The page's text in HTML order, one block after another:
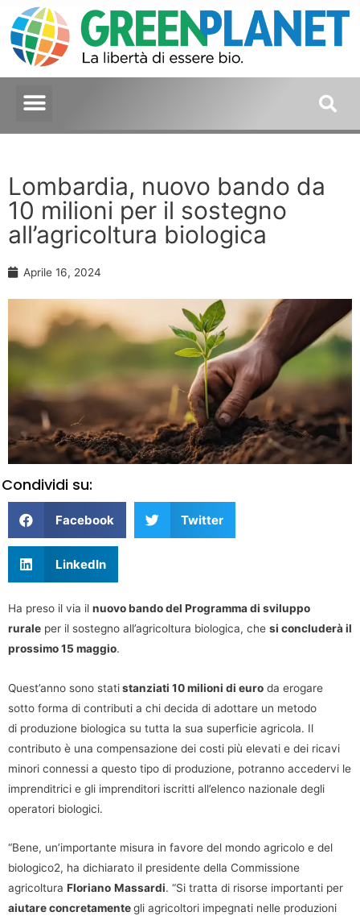
Lombardia, nuovo bando da
10 milioni per il sostegno
all’agricoltura biologica
Aprile 16, 2024
Condividi su:
Facebook Twitter
LinkedIn
Ha preso il via il nuovo bando del Programma di sviluppo
rurale per il sostegno all’agricoltura biologica, che si concluderà il
prossimo 15 maggio.
Quest’anno sono statistanziati 10 milioni di euro da erogare
sotto forma di contributi a chi decida di adottare un metodo
di produzione biologica su tutta la sua superficie agricola. Il
contributo è una compensazione dei costi più elevati e dei ricavi
minori connessi a questo tipo di produzione, potranno accedervi le
imprenditrici e gli imprenditori iscritti all’elenco nazionale degli
operatori biologici.
“Bene, un’importante misura in favore del mondo agricolo e del
biologico2, ha dichiarato il presidente della Commissione
agricoltura Floriano Massardi. “Si tratta di risorse importanti per
aiutare concretamentegli agricoltori impegnati nelle produzioni